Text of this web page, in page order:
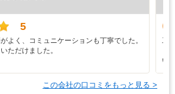
5
よく、コミュニケーションも丁寧でした。
ただけました。
工
い
この会社の口コミをもっと見る >